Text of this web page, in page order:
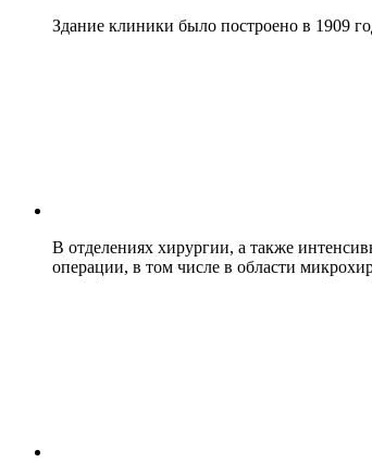
Здание клиники было построено в 1909
В отделениях хирургии, а также
операции, в том числе в области